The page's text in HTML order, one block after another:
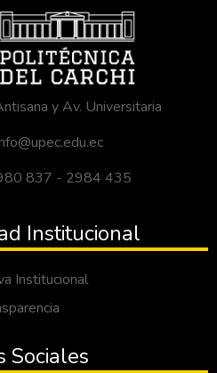
y Av. Universitaria
837 - 2984 435
Institucional
Institucional
Sociales